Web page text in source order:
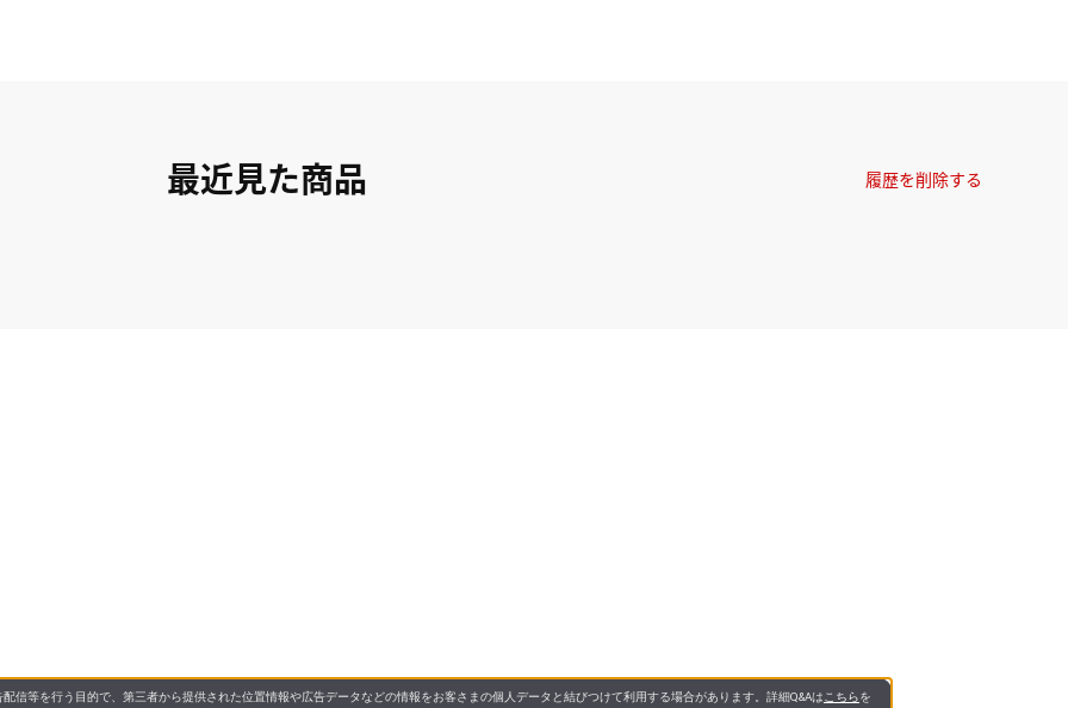
最近見た商品 履歴を削除する
信等を行う目的で、第三者から提供された位置情報や広告データなどの情報をお客さまの個人データと結びつけて利用する場合があります。詳細Q&Aは こちらを